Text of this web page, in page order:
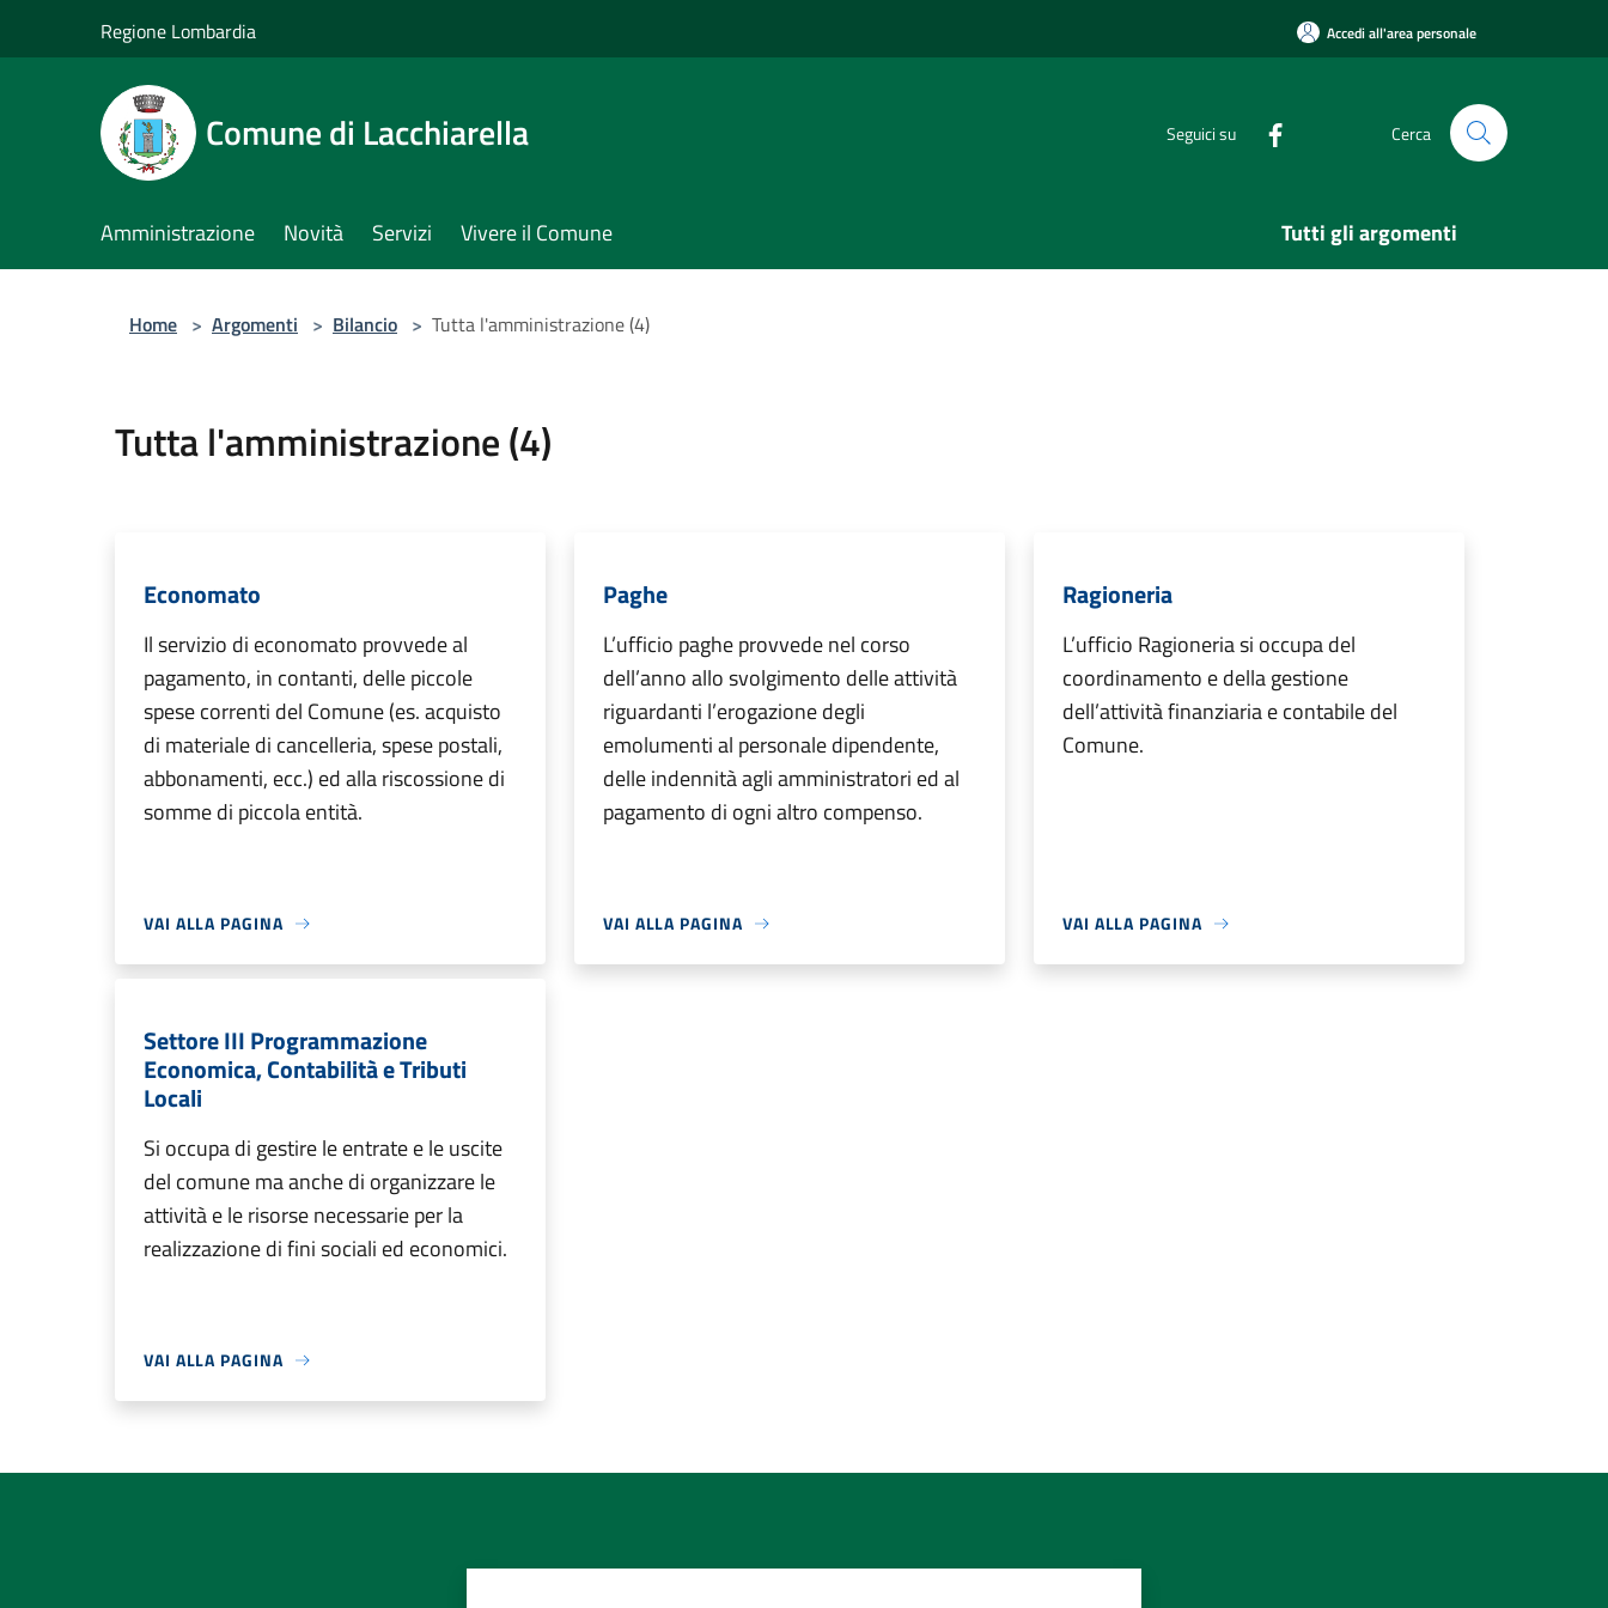
Regione Lombardia Accedi all'area personale
Comune di Lacchiarella Seguici su Cerca
Amministrazione Novità Servizi Vivere il Comune Tutti gli argomenti
Home > Argomenti > Bilancio > Tutta l'amministrazione (4)
Tutta l'amministrazione (4)
Economato
Il servizio di economato provvede al
pagamento, in contanti, delle piccole
spese correnti del Comune (es. acquisto
di materiale di cancelleria, spese postali,
abbonamenti, ecc.) ed alla riscossione di
somme di piccola entità.
VAI ALLA PAGINA
Paghe
L’ufficio paghe provvede nel corso
dell’anno allo svolgimento delle attività
riguardanti l’erogazione degli
emolumenti al personale dipendente,
delle indennità agli amministratori ed al
pagamento di ogni altro compenso.
VAI ALLA PAGINA
Ragioneria
L’ufficio Ragioneria si occupa del
coordinamento e della gestione
dell’attività finanziaria e contabile del
Comune.
VAI ALLA PAGINA
Settore III Programmazione
Economica, Contabilità e Tributi
Locali
Si occupa di gestire le entrate e le uscite
del comune ma anche di organizzare le
attività e le risorse necessarie per la
realizzazione di fini sociali ed economici.
VAI ALLA PAGINA